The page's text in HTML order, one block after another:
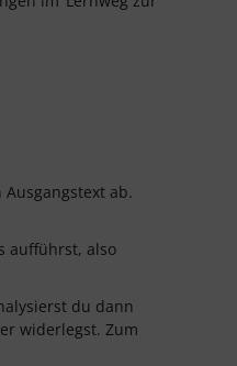
ab.
aufführst, also
du dann
widerlegst. Zum